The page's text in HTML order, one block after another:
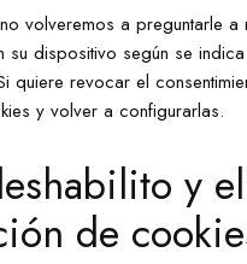
volveremos a preguntarle a
dispositivo según se
quiere revocar el
y volver a configurarlas.
y
de